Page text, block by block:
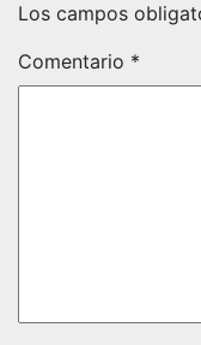
Los campos
Comentario *